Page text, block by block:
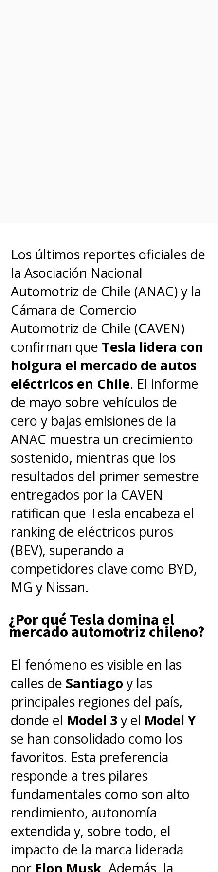
Los últimos reportes oficiales de
la Asociación Nacional
Automotriz de Chile (ANAC) y la
Cámara de Comercio
Automotriz de Chile (CAVEN)
confirman que Tesla lidera con
holgura el mercado de autos
eléctricos en Chile. El informe
de mayo sobre vehículos de
cero y bajas emisiones de la
ANAC muestra un crecimiento
sostenido, mientras que los
resultados del primer semestre
entregados por la CAVEN
ratifican que Tesla encabeza el
ranking de eléctricos puros
(BEV), superando a
competidores clave como BYD,
MG y Nissan.
¿Por qué Tesla domina el
mercado automotriz chileno?
El fenómeno es visible en las
calles de Santiago y las
principales regiones del país,
donde el Model 3 y el Model Y
se han consolidado como los
favoritos. Esta preferencia
responde a tres pilares
fundamentales como son alto
rendimiento, autonomía
extendida y, sobre todo, el
impacto de la marca liderada
por Elon Musk. Además, la